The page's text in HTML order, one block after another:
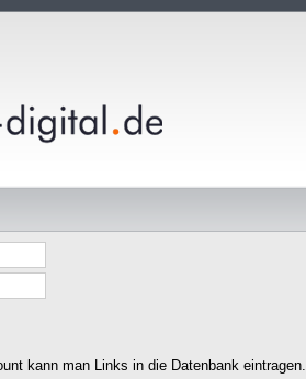
kann man Links in die Datenbank eintragen.